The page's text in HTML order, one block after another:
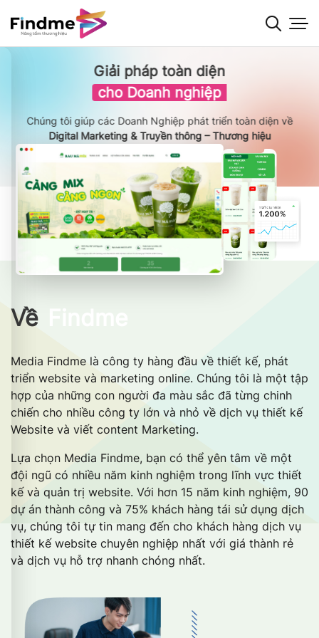
qua
nội
Giải pháp toàn diện
cho Doanh nghiệp
Chúng tôi giúp các Doanh Nghiệp phát triển toàn diện về
Digital Marketing & Truyền thông – Thương hiệu
Về
Media Findme là công ty hàng đầu về thiết kế, phát
triển website và marketing online. Chúng tôi là một tập
hợp của những con người đa màu sắc đã từng chinh
chiến cho nhiều công ty lớn và nhỏ về dịch vụ thiết kế
Website và viết content Marketing.
Lựa chọn Media Findme, bạn có thể yên tâm về một
đội ngũ có nhiều năm kinh nghiệm trong lĩnh vực thiết
kế và quản trị website. Với hơn 15 năm kinh nghiệm, 90
dự án thành công và 75% khách hàng tái sử dụng dịch
vụ, chúng tôi tự tin mang đến cho khách hàng dịch vụ
thiết kế website chuyên nghiệp nhất với giá thành rẻ
và dịch vụ hỗ trợ nhanh chóng nhất.